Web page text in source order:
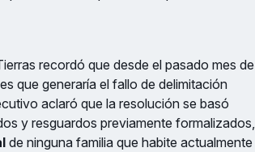
recordó que desde el pasado mes de
que generaría el fallo de delimitación
aclaró que la resolución se basó
y resguardos previamente formalizados,
de ninguna familia que habite actualmente